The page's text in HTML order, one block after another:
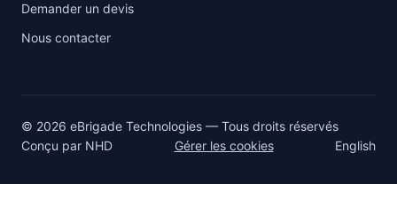
Demander un devis
Nous contacter
© 2026 eBrigade Technologies — Tous droits réservés
Conçu par NHD Gérer les cookies English